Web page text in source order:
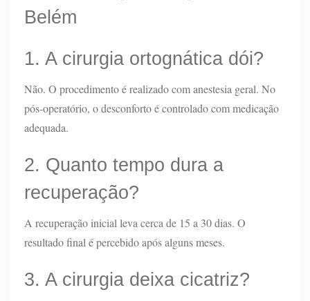
Belém
1. A cirurgia ortognática dói?
Não. O procedimento é realizado com anestesia geral. No
pós-operatório, o desconforto é controlado com medicação
adequada.
2. Quanto tempo dura a
recuperação?
A recuperação inicial leva cerca de 15 a 30 dias. O
resultado final é percebido após alguns meses.
3. A cirurgia deixa cicatriz?